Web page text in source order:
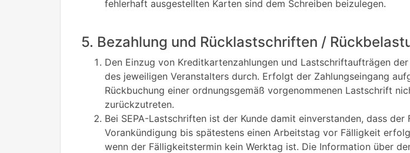
fehlerhaft ausgestellten Karten sind dem Schreiben beizulegen.
5. Bezahlung und Rücklastschriften /
Den Einzug von Kreditkartenzahlungen und Lastschriftaufträgen
des jeweiligen Veranstalters durch. Erfolgt der Zahlungseingang
Rückbuchung einer ordnungsgemäß vorgenommenen Lastschrift
zurückzutreten.
Bei SEPA-Lastschriften ist der Kunde damit einverstanden, dass
Vorankündigung bis spätestens einen Arbeitstag vor Fälligkeit
wenn der Fälligkeitstermin kein Werktag ist. Die Information über